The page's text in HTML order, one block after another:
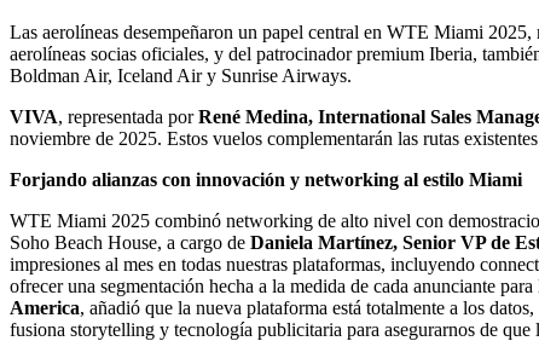
Las aerolíneas desempeñaron un papel central en WTE Miami
aerolíneas socias oficiales, y del patrocinador premium Iberia,
Boldman Air, Iceland Air y Sunrise Airways.
VIVA, representada porRené Medina, International Sales
noviembre de 2025. Estos vuelos complementarán las rutas
Forjando alianzas con innovación y networking al estilo Miami
WTE Miami 2025 combinó networking de alto nivel con
Soho Beach House, a cargo de Daniela Martínez, Senior VP de
impresiones al mes en todas nuestras plataformas, incluyendo
ofrecer una segmentación hecha a la medida de cada anunciante
America, añadió que la nueva plataforma está totalmente a los
fusiona storytelling y tecnología publicitaria para asegurarnos de